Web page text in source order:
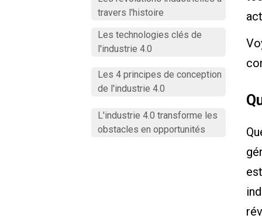
travers l'histoire
Les technologies clés de
l'industrie 4.0
Les 4 principes de conception
de l'industrie 4.0
L'industrie 4.0 transforme les
obstacles en opportunités